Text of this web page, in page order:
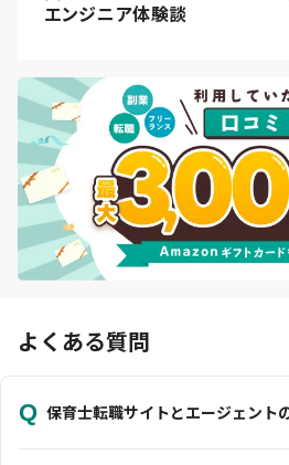
エンジニア体験談
よくある質問
Q 保育士転職サイトとエージェント